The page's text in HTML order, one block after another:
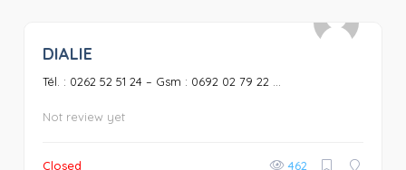
DIALIE
Tél. : 0262 52 51 24 – Gsm : 0692 02 79 22 ...
Not review yet
Closed 462